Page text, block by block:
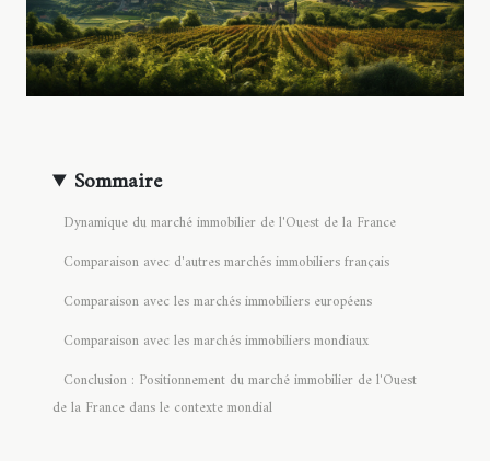
Sommaire
Dynamique du marché immobilier de l'Ouest de la France
Comparaison avec d'autres marchés immobiliers français
Comparaison avec les marchés immobiliers européens
Comparaison avec les marchés immobiliers mondiaux
Conclusion : Positionnement du marché immobilier de l'Ouest
de la France dans le contexte mondial